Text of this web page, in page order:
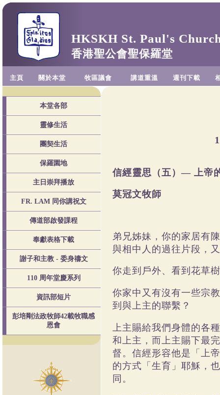
HKSKH St. Paul's
香港聖公會聖保羅堂
主頁 關於本堂 牧區議會 講道重溫 週刊下載
本堂各部
靈修生活
團契生活
保羅園地
主日崇拜播放
FR. LAM 同你講祝文
傳道部啟發課程
奉獻表格下載
謝子和主教 - 委身禱文
110 周年堂慶系列
資訊部短片
彭培剛法政牧師42載牧職感
恩會
信經靈思（五）— 上帝
莫冠文牧師
弟兄姊妹，你的家居有
與相中人的過往片段，
你走到戶外、看到花草
你家中又有沒有一些宗
到與上主的聯繫？
上主賜給我們身體的各
和上主，而上主賜下最
督。信經形容他是「上
的方式「生育」耶穌，
同。